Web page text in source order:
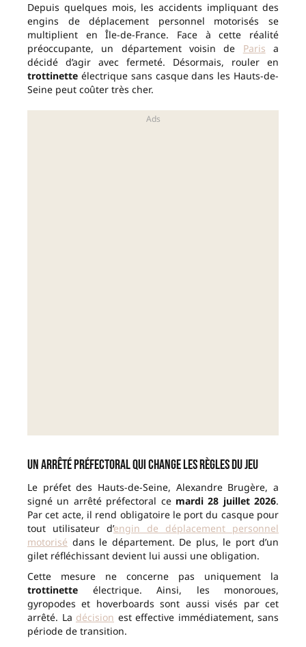
Depuis quelques mois, les accidents impliquant des
engins de déplacement personnel motorisés se
multiplient en Île-de-France. Face à cette réalité
préoccupante, un département voisin de Paris a
décidé d’agir avec fermeté. Désormais, rouler en
trottinette électrique sans casque dans les Hauts-de-
Seine peut coûter très cher.
Un arrêté préfectoral qui change les règles du jeu
Le préfet des Hauts-de-Seine, Alexandre Brugère, a
signé un arrêté préfectoral ce mardi 28 juillet 2026.
Par cet acte, il rend obligatoire le port du casque pour
tout utilisateur d’engin de déplacement personnel
motorisé dans le département. De plus, le port d’un
gilet réfléchissant devient lui aussi une obligation.
Cette mesure ne concerne pas uniquement la
trottinette électrique. Ainsi, les monoroues,
gyropodes et hoverboards sont aussi visés par cet
arrêté. La décision est effective immédiatement, sans
période de transition.